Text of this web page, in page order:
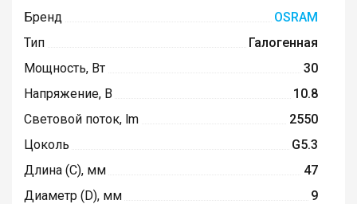
Бренд
OSRAM
Тип
Галогенная
Мощность, Вт
30
Напряжение, В
10.8
Световой поток, lm
2550
Цоколь
G5.3
Длина (C), мм
47
Диаметр (D), мм
9